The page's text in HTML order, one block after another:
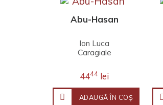
Abu-Hasan
Ion Luca
Caragiale
4444 lei
ADAUGĂ ÎN COŞ